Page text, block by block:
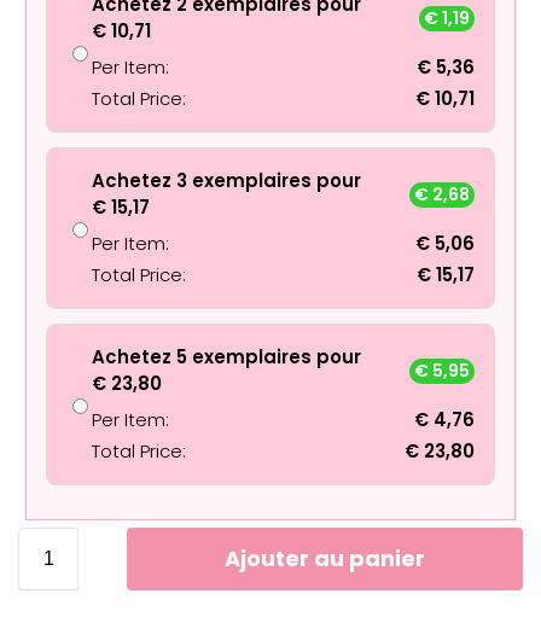
€10,71
€1,19
Per Item: € 5,36
Total Price:
€10,71
Achetez 3 exemplaires pour
€15,17
€ 2,68
Per Item: € 5,06
Total Price:
€15,17
Achetez 5 exemplaires pour
€ 23,80
€ 5,95
Per Item: € 4,76
Total Price:
€ 23,80
Ajouter au panier